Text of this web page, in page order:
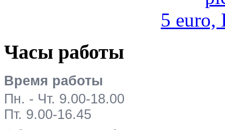
5 euro,
Часы работы
Время работы
Пн. - Чт. 9.00-18.00
Пт. 9.00-16.45